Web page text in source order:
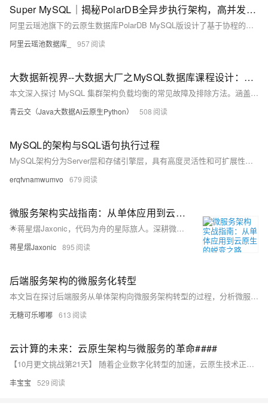
Super MySQL｜揭秘PolarDB全异步执行架构，高并发场景性能利器
阿里云瑶池旗下的云原生数据库PolarDB MySQL版设计了基于协程的全异步执行架构，实现鉴权、事务提交、锁等待等核心逻辑的异步化执行，这是业界首个真正意义上实现全异步执行架构的MySQL数据库产品，显著提升了PolarDB MySQL的高并发处理能力，其中通用写入性能提升超过70%，长尾延迟降低60%以上。
阿里云瑶池数据库_ 957
大数据新视界--大数据大厂之MySQL数据库课程设计：MySQL集群架构负载均衡故障排除与解决方案
本文深入探讨 MySQL 集群架构负载均衡的常见故障及排除方法。涵盖请求分配不均、节点无法响应、负载均衡器故障等现象，介绍多种负载均衡算法及故障排除步骤，包括检查负载均衡器状态、调整算法、诊断修复节点故障等。还阐述了预防措施与确保系统稳定性的方法，如定期监控维护、备份恢复策略、团队协作与知识管理等。为确保 MySQL 数据库系统高可用性提供全面指导。
青云交（Java大数据AI云原生Python） 508
MySQL的架构与SQL语句执行过程
MySQL架构分为Server层和存储引擎层，具有高度灵活性和可扩展性。Server层包括连接器、查询缓存（MySQL 8.0已移除）、分析器、优化器和执行器，负责处理SQL语句；存储引擎层负责数据的存储和读取，常见引擎有InnoDB、MyISAM和Memory。SQL执行过程涉及连接、解析、优化、执行和结果返回等步骤，本文详细讲解了一条SQL语句的完整执行过程。
erqfvnamwumvo 679
微服务架构实战指南：从单体应用到云原生的蜕变之路
🌟蒋星熠Jaxonic，代码为舟的星际旅人。深耕微服务架构，擅以DDD拆分服务、构建高可用通信与治理体系。分享从单体到云原生的实战经验，探索技术演进的无限可能。
蒋星熠Jaxonic 895
后端服务架构的微服务化转型
本文旨在探讨后端服务从单体架构向微服务架构转型的过程，分析微服务架构的优势和面临的挑战。文章首先介绍单体架构的局限性，然后详细阐述微服务架构的核心概念及其在现代软件开发中的应用。通过对比两种架构，指出微服务化转型的必要性和实施策略。最后，讨论了微服务架构实施过程中可能遇到的问题及解决方案。
无糖可乐嘟嘟 613
云计算的未来：云原生架构与微服务的革命####
【10月更文挑战第21天】 随着企业数字化转型的加速，云原生技术正迅速成为IT行业的新宠。本文深入探讨了云原生架构的核心理念、关键技术如容器化和微服务的优势，以及如何通过这些技术实现高效、灵活且可扩展的现代应用开发。我们将揭示云原生如何重塑软件开发流程，提升业务敏捷性，并探索其对企业IT架构的深远影响。 ####
丰宝宝 529